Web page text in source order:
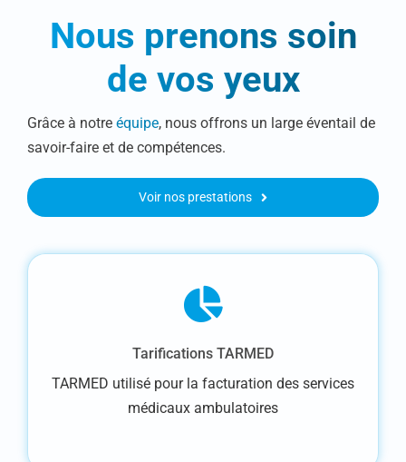
Nous prenons soin
de vos yeux
Grâce à notre équipe, nous offrons un large éventail de
savoir-faire et de compétences.
Voir nos prestations
Tarifications TARMED
TARMED utilisé pour la facturation des services
médicaux ambulatoires